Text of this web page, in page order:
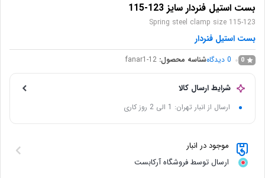
بست استیل فنردار سایز 123-115
Spring steel clamp size 115-123
بست استیل فنردار
0
0 دیدگاهشناسه محصول: fanar1-12
شرایط ارسال کالا
ارسال از انبار تهران: 1 الی 2 روز کاری
موجود در انبار
ارسال توسط فروشگاه آرکابست